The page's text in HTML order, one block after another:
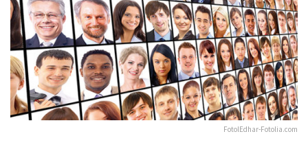
FotolEdhar-Fotolia.com